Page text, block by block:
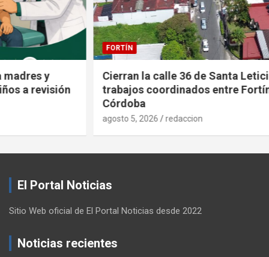
FORTÍN
Cierran la calle 36 de Santa Leticia por
trabajos coordinados entre Fortín y
redaccion
El Portal Noticias
Sitio Web oficial de El Portal Noticias desde 2022
Noticias recientes